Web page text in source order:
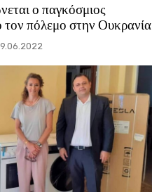
ο παγκόσμιος
τον πόλεμο στην Ουκρανία